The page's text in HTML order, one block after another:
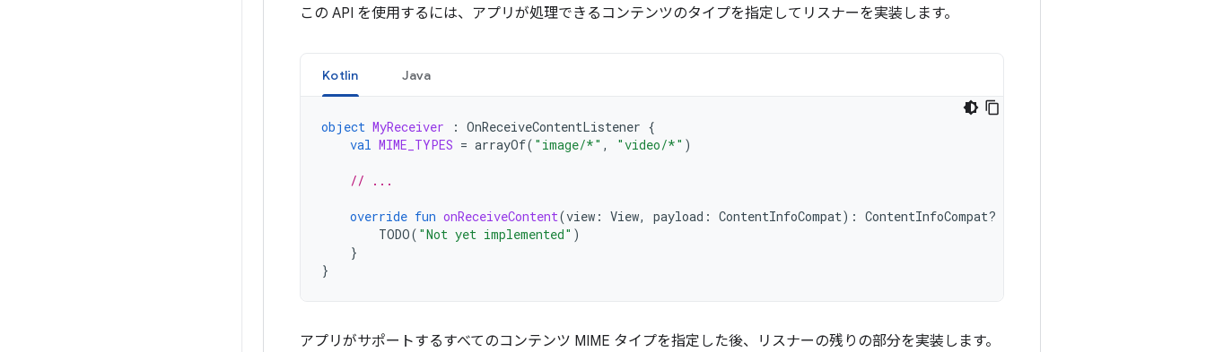
この API を使用するには、アプリが処理できるコンテンツのタイプを指定してリスナーを実装します。
Kotlin Java
object MyReceiver : OnReceiveContentListener {
val MIME_TYPES = arrayOf( "image/*" , "video/*" )
// ...
override fun onReceiveContent(view : View, payload : ContentInfoCompat): ContentInfoCompat?
TODO( "Not yet implemented" )
}
}
アプリがサポートするすべてのコンテンツ MIME タイプを指定した後、リスナーの残りの部分を実装します。